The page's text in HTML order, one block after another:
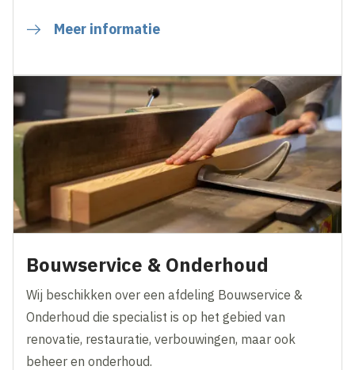
Meer informatie
Bouwservice & Onderhoud
Wij beschikken over een afdeling Bouwservice &
Onderhoud die specialist is op het gebied van
renovatie, restauratie, verbouwingen, maar ook
beheer en onderhoud.